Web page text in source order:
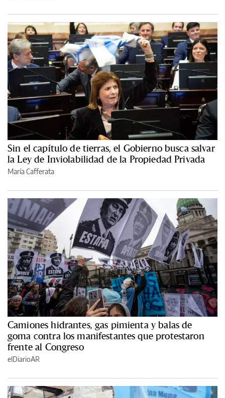
Sin el capítulo de tierras, el Gobierno busca salvar
la Ley de Inviolabilidad de la Propiedad Privada
María Cafferata
Camiones hidrantes, gas pimienta y balas de
goma contra los manifestantes que protestaron
frente al Congreso
elDiarioAR